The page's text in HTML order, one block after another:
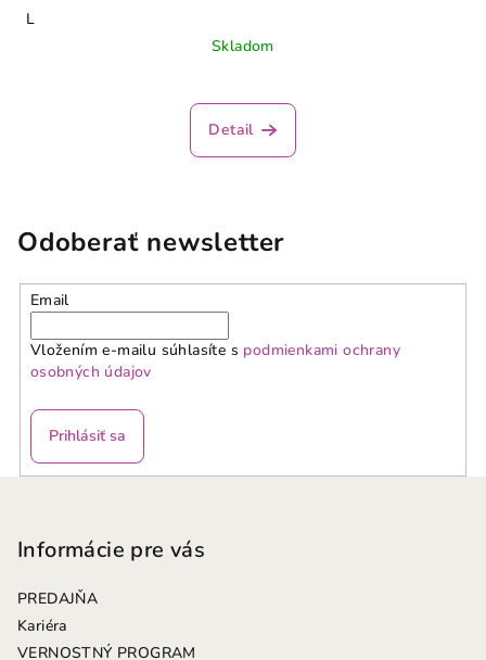
L
Skladom
Detail
Odoberať newsletter
Email
Vložením e-mailu súhlasíte s podmienkami ochrany
osobných údajov
Prihlásiť sa
Informácie pre vás
PREDAJŇA
Kariéra
VERNOSTNÝ PROGRAM